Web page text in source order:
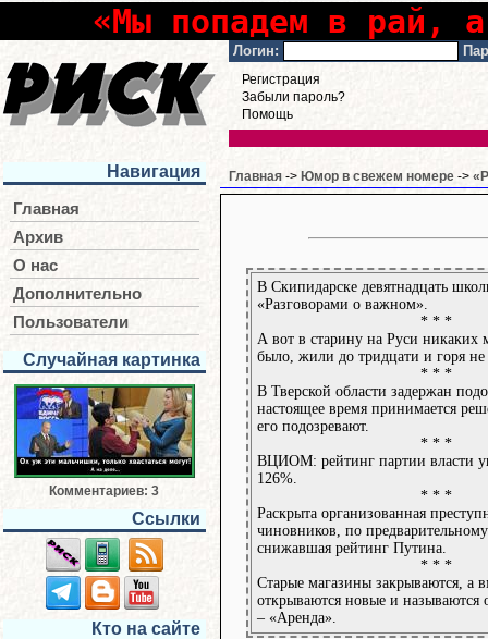
«Мы попадем в рай,
Логин:
Регистрация
Забыли пароль?
Помощь
Навигация
Главная
Архив
О нас
Дополнительно
Пользователи
Случайная картинка
Комментариев: 3
Ссылки
Кто на сайте
Главная -> Юмор в свежем номере ->
В Скипидарске девятнадцать
«Разговорами о важном».
* * *
А вот в старину на Руси никаких
было, жили до тридцати и горя
* * *
В Тверской области задержан
настоящее время принимается
его подозревают.
* * *
ВЦИОМ: рейтинг партии власти
126%.
* * *
Раскрыта организованная
чиновников, по
снижавшая рейтинг Путина.
* * *
Старые магазины закрываются, а
открываются новые и называются
– «Аренда».